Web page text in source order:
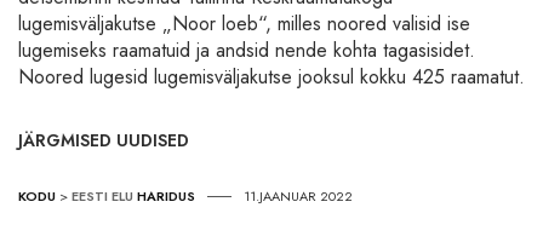
lugemisväljakutse „Noor loeb“, milles noored valisid ise
lugemiseks raamatuid ja andsid nende kohta tagasisidet.
Noored lugesid lugemisväljakutse jooksul kokku 425 raamatut.
JÄRGMISED UUDISED
KODU >EESTI ELU HARIDUS 11.JAANUAR 2022